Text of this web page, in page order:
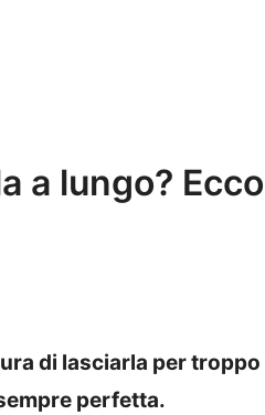
a lungo?
di lasciarla per
perfetta.